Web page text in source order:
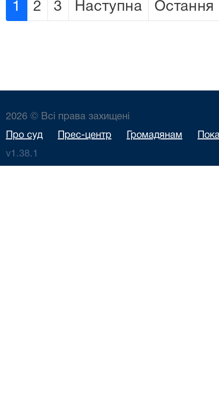
1 2 3 Наступна Остання
2026 © Всі права захищені
Про суд Прес-центр Громадянам
v1.38.1